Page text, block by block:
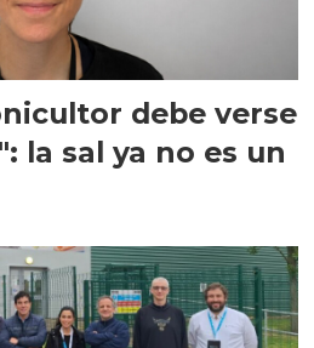
debe verse
la sal ya no es un